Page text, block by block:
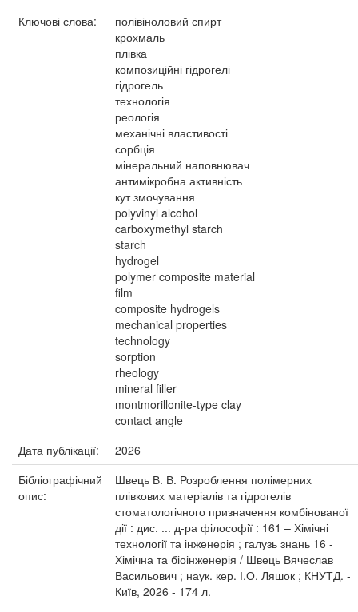
Ключові слова:
полівіноловий спирт
крохмаль
плівка
композиційні гідрогелі
гідрогель
технологія
реологія
механічні властивості
сорбція
мінеральний наповнювач
антимікробна активність
кут змочування
polyvinyl alcohol
carboxymethyl starch
starch
hydrogel
polymer composite material
film
composite hydrogels
mechanical properties
technology
sorption
rheology
mineral filler
montmorillonite-type clay
contact angle
Дата публікації:
2026
Бібліографічний
опис:
Швець В. В. Розроблення полімерних
плівкових матеріалів та гідрогелів
стоматологічного призначення комбінованої
дії : дис. ... д-ра філософії : 161 – Хімічні
технології та інженерія ; галузь знань 16 -
Хімічна та біоінженерія / Швець Вячеслав
Васильович ; наук. кер. І.О. Ляшок ; КНУТД. -
Київ, 2026 - 174 л.